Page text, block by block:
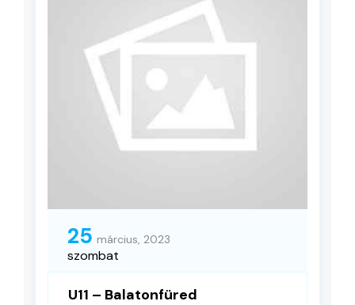
25 március, 2023
szombat
U11 – Balatonfüred